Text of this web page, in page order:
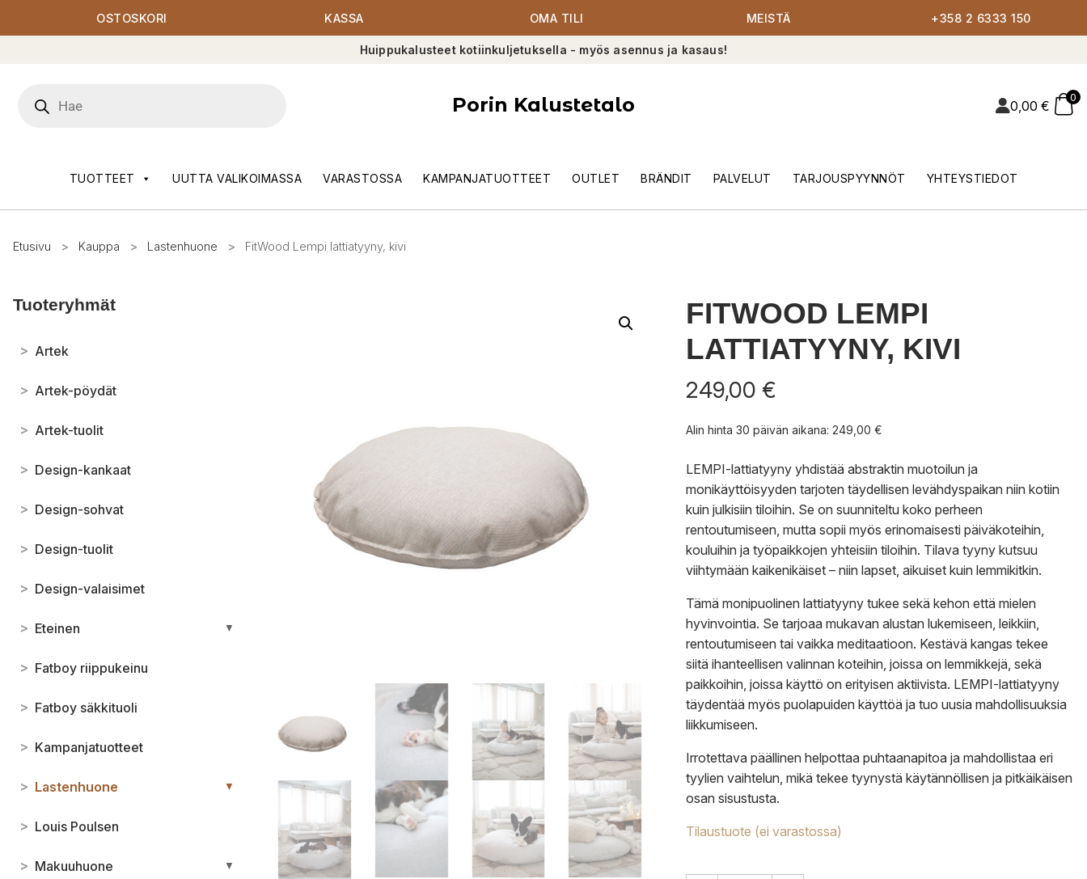
OSTOSKORI KASSA OMA TILI MEISTÄ +358 2 6333 150
Huippukalusteet kotiinkuljetuksella - myös asennus ja kasaus!
search
Porin Kalustetalo 0,00 €
0
TUOTTEET UUTTA VALIKOIMASSA VARASTOSSA KAMPANJATUOTTEET OUTLET BRÄNDIT PALVELUT TARJOUSPYYNNÖT YHTEYSTIEDOT
Etusivu > Kauppa > Lastenhuone > FitWood Lempi lattiatyyny, kivi
Tuoteryhmät
> Artek
> Artek-pöydät
> Artek-tuolit
> Design-kankaat
> Design-sohvat
> Design-tuolit
> Design-valaisimet
> Eteinen ▼
> Fatboy riippukeinu
> Fatboy säkkituoli
> Kampanjatuotteet
> Lastenhuone ▼
> Louis Poulsen
> Makuuhuone ▼
FITWOOD LEMPI
LATTIATYYNY, KIVI
249,00 €
Alin hinta 30 päivän aikana: 249,00 €
LEMPI-lattiatyyny yhdistää abstraktin muotoilun ja
monikäyttöisyyden tarjoten täydellisen levähdyspaikan niin kotiin
kuin julkisiin tiloihin. Se on suunniteltu koko perheen
rentoutumiseen, mutta sopii myös erinomaisesti päiväkoteihin,
kouluihin ja työpaikkojen yhteisiin tiloihin. Tilava tyyny kutsuu
viihtymään kaikenikäiset – niin lapset, aikuiset kuin lemmikitkin.
Tämä monipuolinen lattiatyyny tukee sekä kehon että mielen
hyvinvointia. Se tarjoaa mukavan alustan lukemiseen, leikkiin,
rentoutumiseen tai vaikka meditaatioon. Kestävä kangas tekee
siitä ihanteellisen valinnan koteihin, joissa on lemmikkejä, sekä
paikkoihin, joissa käyttö on erityisen aktiivista. LEMPI-lattiatyyny
täydentää myös puolapuiden käyttöä ja tuo uusia mahdollisuuksia
liikkumiseen.
Irrotettava päällinen helpottaa puhtaanapitoa ja mahdollistaa eri
tyylien vaihtelun, mikä tekee tyynystä käytännöllisen ja pitkäikäisen
osan sisustusta.
Tilaustuote (ei varastossa)